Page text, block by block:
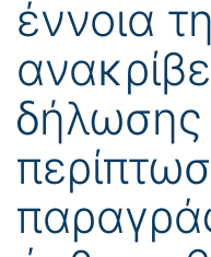
έννοια
δήλωσης